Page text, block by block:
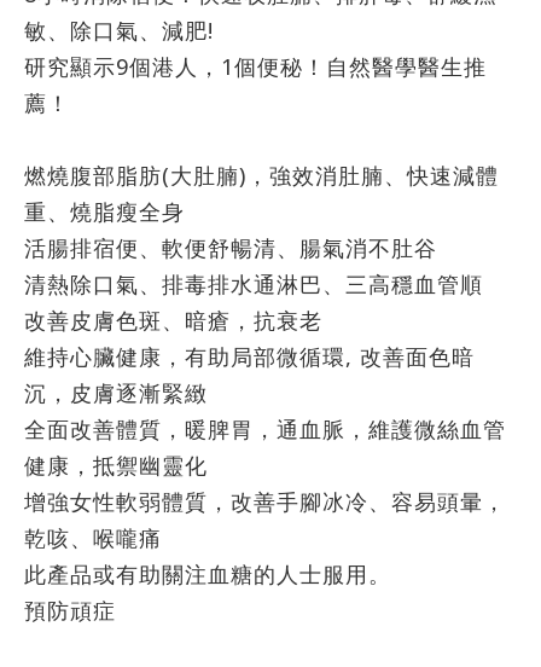
敏、 除口氣、減肥!
研究顯示9個港人，1個便秘！自然醫學醫生推
薦！
燃燒腹部脂肪(大肚腩)，強效消肚腩、快速減體
重、燒脂瘦全身
活腸排宿便、軟便舒暢清、腸氣消不肚谷
清熱除口氣、排毒排水通淋巴、三高穩血管順
改善皮膚色斑、暗瘡，抗衰老
維持心臟健康，有助局部微循環, 改善面色暗
沉，皮膚逐漸緊緻
全面改善體質，暖脾胃，通血脈，維護微絲血管
健康，抵禦幽靈化
增強女性軟弱體質，改善手腳冰冷、容易頭暈，
乾咳、喉嚨痛
此產品或有助關注血糖的人士服用。
預防頑症